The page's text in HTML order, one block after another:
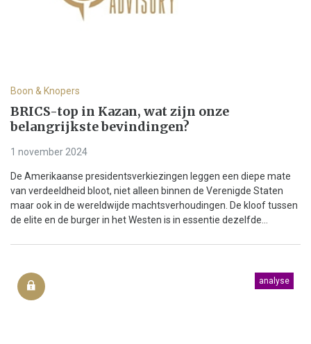
Boon & Knopers
BRICS-top in Kazan, wat zijn onze
belangrijkste bevindingen?
1 november 2024
De Amerikaanse presidentsverkiezingen leggen een diepe mate
van verdeeldheid bloot, niet alleen binnen de Verenigde Staten
maar ook in de wereldwijde machtsverhoudingen. De kloof tussen
de elite en de burger in het Westen is in essentie dezelfde...
analyse